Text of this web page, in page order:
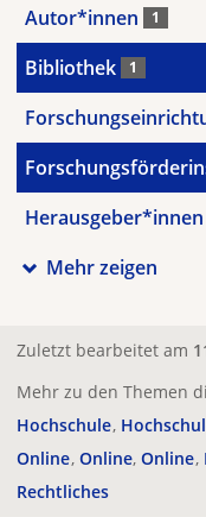
Autor*innen 1
Bibliothek 1
Herausgeber*innen
Mehr zeigen
Zuletzt bearbeitet am
Mehr zu den Themen
Hochschule
Online Online Online
Rechtliches